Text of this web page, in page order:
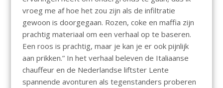
vroeg me af hoe het zou zijn als de infiltratie
gewoon is doorgegaan. Rozen, coke en maffia zijn
prachtig materiaal om een verhaal op te baseren.
Een roos is prachtig, maar je kan je er ook pijnlijk
aan prikken.” In het verhaal beleven de Italiaanse
chauffeur en de Nederlandse liftster Lente
spannende avonturen als tegenstanders proberen